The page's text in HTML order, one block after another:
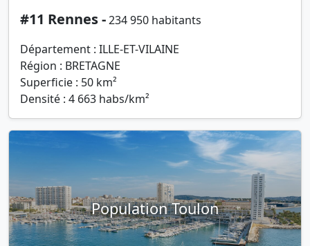
#11 Rennes -234 950 habitants
Département : ILLE-ET-VILAINE
Région : BRETAGNE
Superficie : 50 km²
Densité : 4 663 habs/km²
Population Toulon